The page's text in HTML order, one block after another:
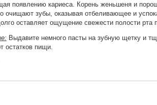
появлению кариеса. Корень женьшеня и
очищают зубы, оказывая отбеливающее и
оставляет ощущение свежести полости рта
Выдавите немного пасты на зубную щетку и
остатков пищи.